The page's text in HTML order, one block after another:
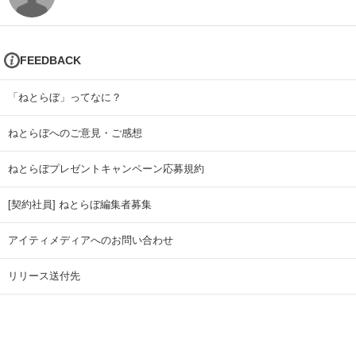
FEEDBACK
「ねとらぼ」ってなに？
ねとらぼへのご意見・ご感想
ねとらぼプレゼントキャンペーン応募規約
[契約社員] ねとらぼ編集者募集
アイティメディアへのお問い合わせ
リリース送付先